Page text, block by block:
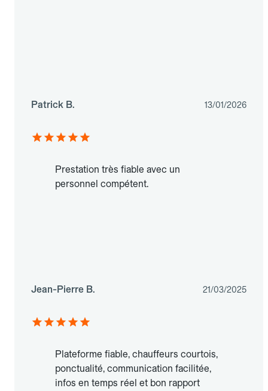
Patrick B. 13/01/2026
Prestation très fiable avec un
personnel compétent.
Jean-Pierre B. 21/03/2025
Plateforme fiable, chauffeurs courtois,
ponctualité, communication facilitée,
infos en temps réel et bon rapport